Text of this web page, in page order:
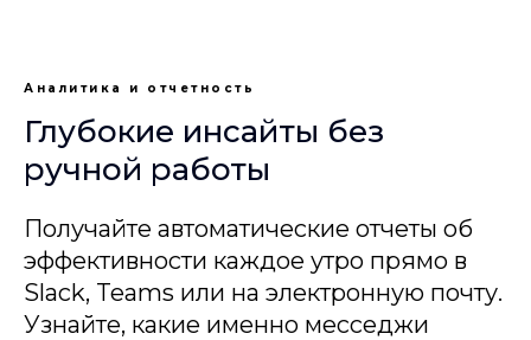
Аналитика и отчетность
Глубокие инсайты без
ручной работы
Получайте автоматические отчеты об
эффективности каждое утро прямо в
Slack, Teams или на электронную почту.
Узнайте, какие именно месседжи